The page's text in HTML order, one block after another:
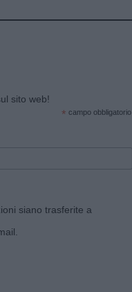
sito web!
* campo obbligatorio
siano trasferite a